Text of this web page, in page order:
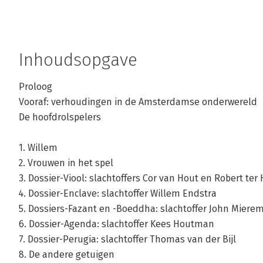
Inhoudsopgave
Proloog
Vooraf: verhoudingen in de Amsterdamse onderwereld
De hoofdrolspelers
1. Willem
2. Vrouwen in het spel
3. Dossier-Viool: slachtoffers Cor van Hout en Robert ter
4. Dossier-Enclave: slachtoffer Willem Endstra
5. Dossiers-Fazant en -Boeddha: slachtoffer John
6. Dossier-Agenda: slachtoffer Kees Houtman
7. Dossier-Perugia: slachtoffer Thomas van der Bijl
8. De andere getuigen